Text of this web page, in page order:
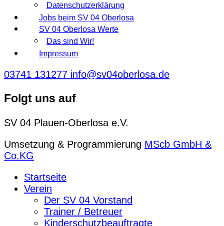
Datenschutzerklärung
Jobs beim SV 04 Oberlosa
SV 04 Oberlosa Werte
Das sind Wir!
Impressum
03741 131277 info@sv04oberlosa.de
Folgt uns auf
SV 04 Plauen-Oberlosa e.V.
Umsetzung & Programmierung MScb GmbH &
Co.KG
Startseite
Verein
Der SV 04 Vorstand
Trainer / Betreuer
Kinderschutzbeauftragte